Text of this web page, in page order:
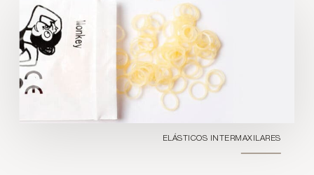
ELÁSTICOS INTERMAXILARES